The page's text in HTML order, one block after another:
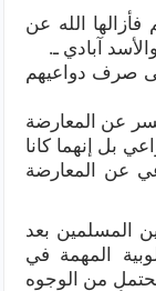
الله عن
آبادي ـ.
صرف دواعيهم
عن المعارضة
بل إنهما كانا
عن المعارضة
المسلمين بعد
المهمة في
يحتمل من الوجوه